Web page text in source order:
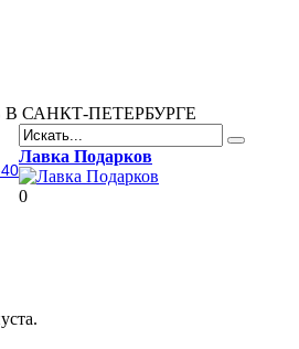
САНКТ-ПЕТЕРБУРГЕ
Лавка Подарков
0